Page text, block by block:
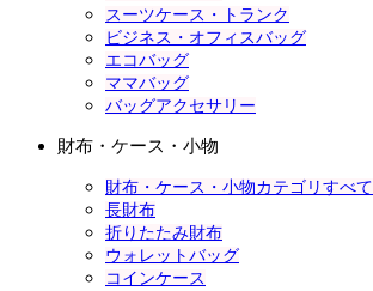
スーツケース・トランク
ビジネス・オフィスバッグ
エコバッグ
ママバッグ
バッグアクセサリー
財布・ケース・小物
財布・ケース・小物カテゴリすべて
長財布
折りたたみ財布
ウォレットバッグ
コインケース